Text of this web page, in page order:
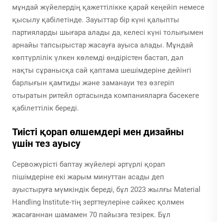
мұндай жүйелердің қажеттілікке қарай кеңейіп немесе
қысылу қабілетінде. Зауыттар бір күні қалыпты
партияларды шығара алады да, келесі күні толығымен
арнайы тапсырыстар жасауға ауыса алады. Мұндай
көптүрлілік үлкен көлемді өндірістен бастап, дәл
нақты сұранысқа сай қаптама шешімдеріне дейінгі
барлығын қамтиды және заманауи тез өзгеріп
отыратын ритейл ортасында компанияларға бәсекеге
қабілеттілік береді.
Тиісті қорап өлшемдері мен дизайны
үшін тез ауысу
Сервожүрісті баптау жүйелері әртүрлі қорап
пішімдеріне екі жарым минуттан асады деп
ауыстыруға мүмкіндік береді, бұл 2023 жылғы Material
Handling Institute-тің зерттеулеріне сәйкес қолмен
жасағаннан шамамен 70 пайызға тезірек. Бұл